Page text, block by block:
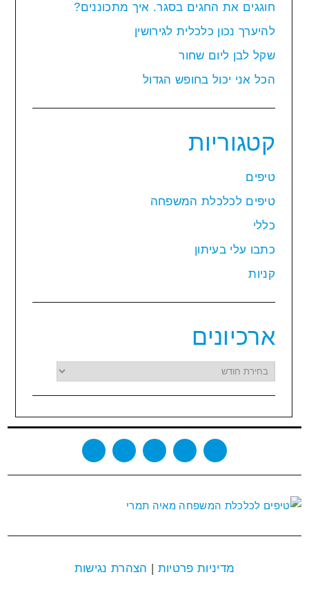
חוגגים את החגים בסגר. איך מתכוננים?
להיערך נכון כלכלית לגירושין
שקל לבן ליום שחור
הכל אני יכול בחופש הגדול
קטגוריות
טיפים
טיפים לכלכלת המשפחה
כללי
כתבו עלי בעיתון
קניות
ארכיונים
ארכיונים
מדיניות פרטיות | הצהרת נגישות